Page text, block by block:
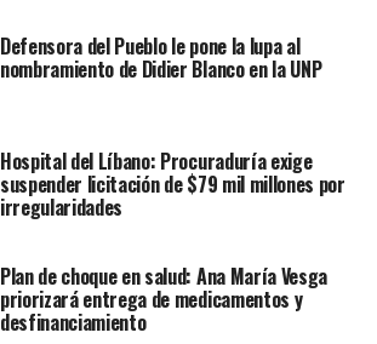
Defensora del Pueblo le pone la lupa al
nombramiento de Didier Blanco en la UNP
Hospital del Líbano: Procuraduría exige
suspender licitación de $79 mil millones por
irregularidades
Plan de choque en salud: Ana María Vesga
priorizará entrega de medicamentos y
desfinanciamiento